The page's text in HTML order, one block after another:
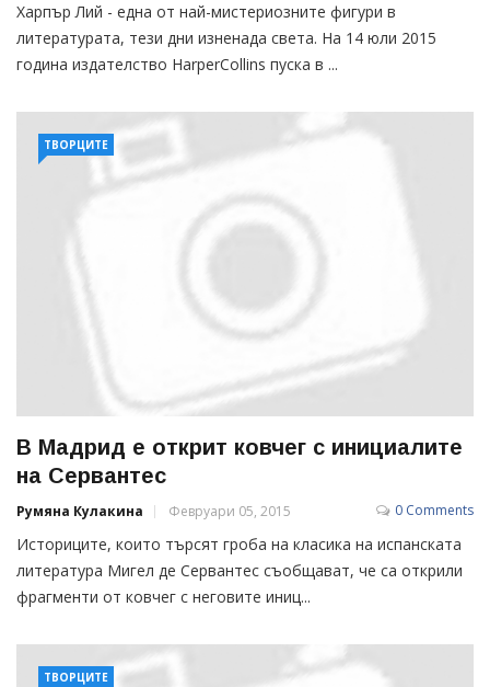
Харпър Лий - една от най-мистериозните фигури в
литературата, тези дни изненада света. На 14 юли 2015
година издателство HarperCollins пуска в ...
ТВОРЦИТЕ
В Мадрид е открит ковчег с инициалите
на Сервантес
Румяна Кулакина Февруари 05, 2015 0 Comments
Историците, които търсят гроба на класика на испанската
литература Мигел де Сервантес съобщават, че са открили
фрагменти от ковчег с неговите иниц...
ТВОРЦИТЕ